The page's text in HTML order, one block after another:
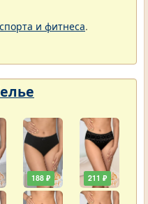
и фитнеса.
188 ₽ 211 ₽